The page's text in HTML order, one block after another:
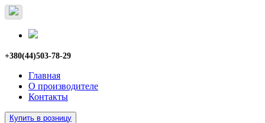
+380(44)503-78-29
Главная
О производителе
Контакты
Купить в розницу